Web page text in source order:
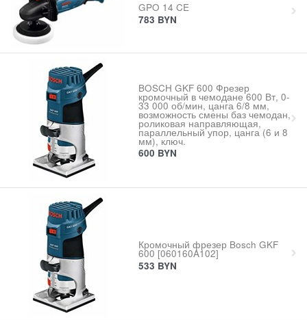
GPO 14 CE
783 BYN
BOSCH GKF 600 Фрезер
кромочный в чемодане 600 Вт, 0-
33 000 об/мин, цанга 6/8 мм,
возможность смены баз чемодан,
роликовая направляющая,
параллельный упор, цанга (6 и 8
мм), ключ.
600 BYN
Кромочный фрезер Bosch GKF
600 [060160A102]
533 BYN